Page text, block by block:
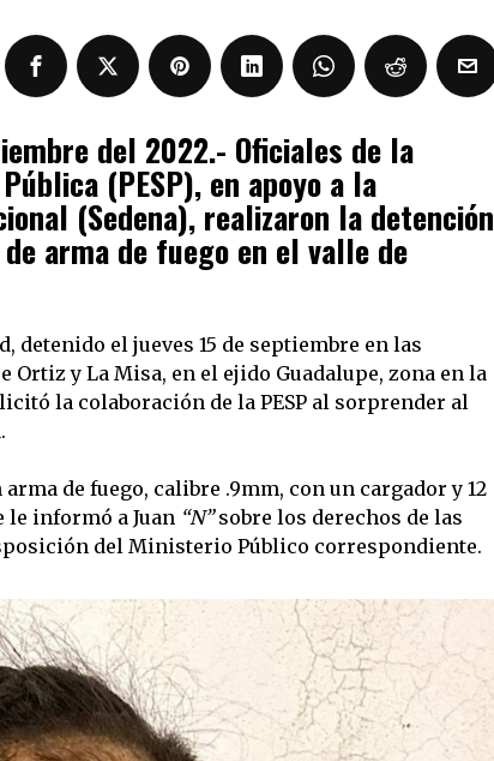
del 2022.- Oficiales de la
(PESP), en apoyo a la
(Sedena), realizaron la detención
arma de fuego en el valle de
detenido el jueves 15 de septiembre en las
Ortiz y La Misa, en el ejido Guadalupe, zona en la
la colaboración de la PESP al sorprender al
de fuego, calibre .9mm, con un cargador y 12
informó a Juan “N”sobre los derechos de las
del Ministerio Público correspondiente.